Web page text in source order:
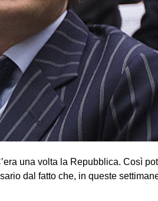
una volta la Repubblica. Così
dal fatto che, in queste